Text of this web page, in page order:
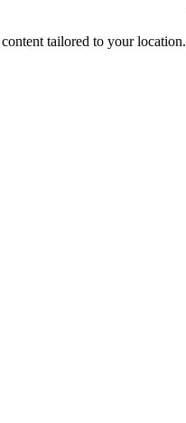
tailored to your location.